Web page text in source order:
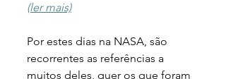
(ler mais)
Por estes dias na NASA, são
recorrentes as referências a
muitos deles, quer os que foram